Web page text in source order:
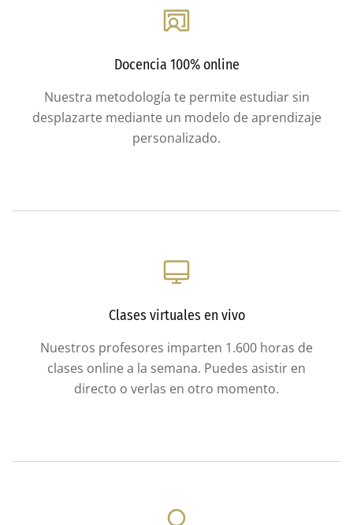
Docencia 100% online
Nuestra metodología te permite estudiar sin
desplazarte mediante un modelo de aprendizaje
personalizado.
Clases virtuales en vivo
Nuestros profesores imparten 1.600 horas de
clases online a la semana. Puedes asistir en
directo o verlas en otro momento.